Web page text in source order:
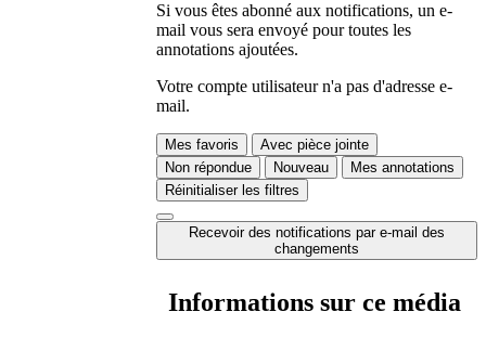
Si vous êtes abonné aux notifications, un e-
mail vous sera envoyé pour toutes les
annotations ajoutées.
Votre compte utilisateur n'a pas d'adresse e-
mail.
Mes favoris
Avec pièce jointe
Non répondue
Nouveau
Mes annotations
Réinitialiser les filtres
Recevoir des notifications par e-mail des
changements
Informations sur ce média